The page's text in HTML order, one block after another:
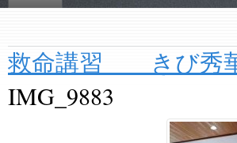
救命講習 きび秀
IMG_9883